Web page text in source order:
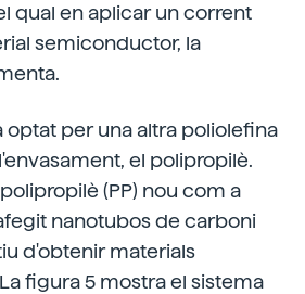
qual en aplicar un corrent
semiconductor, la
optat per una altra poliolefina
el polipropilè.
(PP) nou com a
nanotubos de carboni
d'obtenir materials
figura 5 mostra el sistema